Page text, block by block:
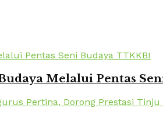
Melalui Pentas